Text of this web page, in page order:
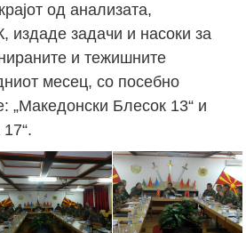
од анализата,
издаде задачи и насоки за
и тежишните
месец, со посебно
„Македонски Блесок 13“ и